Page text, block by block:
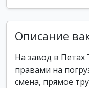
Описание
На завод в Петах
правами на
смена, прямое